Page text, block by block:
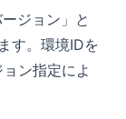
ジョン」と
す。環境IDを
ン指定によ